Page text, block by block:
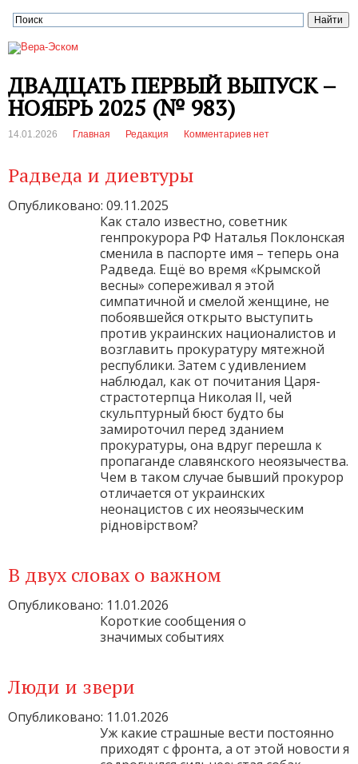
ДВАДЦАТЬ ПЕРВЫЙ ВЫПУСК –
НОЯБРЬ 2025 (№ 983)
14.01.2026 Главная Редакция Комментариев нет
Радведа и диевтуры
Опубликовано: 09.11.2025
Как стало известно, советник
генпрокурора РФ Наталья Поклонская
сменила в паспорте имя – теперь она
Радведа. Ещё во время «Крымской
весны» сопереживал я этой
симпатичной и смелой женщине, не
побоявшейся открыто выступить
против украинских националистов и
возглавить прокуратуру мятежной
республики. Затем с удивлением
наблюдал, как от почитания Царя-
страстотерпца Николая II, чей
скульптурный бюст будто бы
замироточил перед зданием
прокуратуры, она вдруг перешла к
пропаганде славянского неоязычества.
Чем в таком случае бывший прокурор
отличается от украинских
неонацистов с их неоязыческим
рідновірством?
В двух словах о важном
Опубликовано: 11.01.2026
Короткие сообщения о
значимых событиях
Люди и звери
Опубликовано: 11.01.2026
Уж какие страшные вести постоянно
приходят с фронта, а от этой новости я